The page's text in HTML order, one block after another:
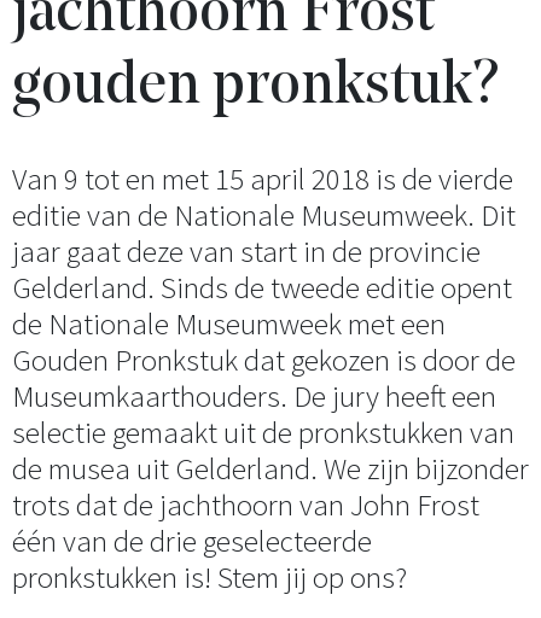
jachthoorn Frost
gouden pronkstuk?
Van 9 tot en met 15 april 2018 is de vierde
editie van de Nationale Museumweek. Dit
jaar gaat deze van start in de provincie
Gelderland. Sinds de tweede editie opent
de Nationale Museumweek met een
Gouden Pronkstuk dat gekozen is door de
Museumkaarthouders. De jury heeft een
selectie gemaakt uit de pronkstukken van
de musea uit Gelderland. We zijn bijzonder
trots dat de jachthoorn van John Frost
één van de drie geselecteerde
pronkstukken is! Stem jij op ons?